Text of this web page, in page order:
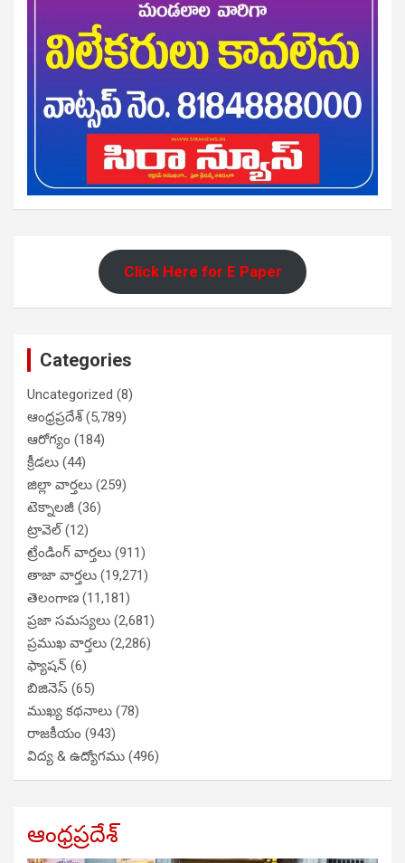
Click Here for E Paper
Categories
Uncategorized (8)
ఆంధ్రప్రదేశ్(5,789)
ఆరోగ్యం (184)
క్రీడలు (44)
జిల్లా వార్తలు (259)
టెక్నాలజీ (36)
ట్రావెల్(12)
ట్రేండింగ్ వార్తలు (911)
తాజా వార్తలు (19,271)
తెలంగాణ (11,181)
ప్రజా సమస్యలు (2,681)
ప్రముఖ వార్తలు (2,286)
ఫ్యాషన్ (6)
బిజినెస్ (65)
ముఖ్య కథనాలు (78)
రాజకీయం (943)
విద్య & ఉద్యోగము (496)
ఆంధ్రప్రదేశ్